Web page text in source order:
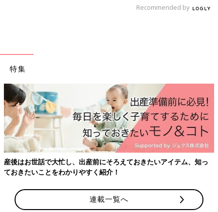
初めてママ&パパのための365日の離乳食カレンダー (ベネッセ・
Recommended by
特集
産後はお世話で大忙し、出産前にそろえておきたいアイテム、知っ
ておきたいことをわかりやすく紹介！
連載一覧へ